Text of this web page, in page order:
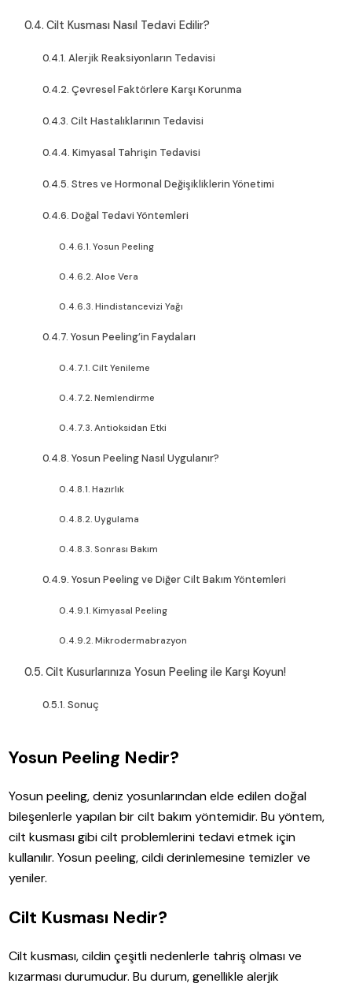
Cilt Kusması Nasıl Tedavi Edilir?
Alerjik Reaksiyonların Tedavisi
Çevresel Faktörlere Karşı Korunma
Cilt Hastalıklarının Tedavisi
Kimyasal Tahrişin Tedavisi
Stres ve Hormonal Değişikliklerin Yönetimi
Doğal Tedavi Yöntemleri
Yosun Peeling
Aloe Vera
Hindistancevizi Yağı
Yosun Peeling’in Faydaları
Cilt Yenileme
Nemlendirme
Antioksidan Etki
Yosun Peeling Nasıl Uygulanır?
Hazırlık
Uygulama
Sonrası Bakım
Yosun Peeling ve Diğer Cilt Bakım Yöntemleri
Kimyasal Peeling
Mikrodermabrazyon
Cilt Kusurlarınıza Yosun Peeling ile Karşı Koyun!
Sonuç
Yosun Peeling Nedir?
Yosun peeling, deniz yosunlarından elde edilen doğal
bileşenlerle yapılan bir cilt bakım yöntemidir. Bu yöntem,
cilt kusması gibi cilt problemlerini tedavi etmek için
kullanılır. Yosun peeling, cildi derinlemesine temizler ve
yeniler.
Cilt Kusması Nedir?
Cilt kusması, cildin çeşitli nedenlerle tahriş olması ve
kızarması durumudur. Bu durum, genellikle alerjik